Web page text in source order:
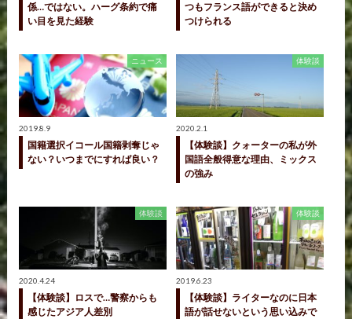
係…ではない。ハーグ条約で痛
い目を見た経験
つもフランス語ができると決め
つけられる
ニュース
2019.8.9
国籍選択イコール国籍剥奪じゃ
ない？いつまでにすれば良い？
体験談
2020.2.1
【体験談】クォーターの私が外
国語全般得意な理由、ミックス
の強み
体験談
2020.4.24
【体験談】ロスで…警察からも
感じたアジア人差別
体験談
2019.6.23
【体験談】ライターなのに日本
語が話せないという思い込みで